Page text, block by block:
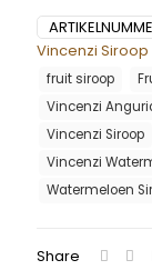
Vincenzi Siroop
fruit siroop
Vincenzi
Vincenzi Siroop
Vincenzi
Watermeloen
Share